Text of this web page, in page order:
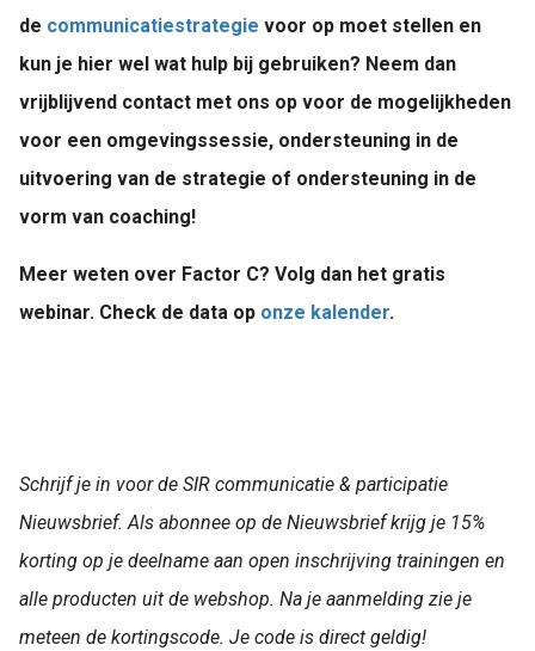
de communicatiestrategie voor op moet stellen en
kun je hier wel wat hulp bij gebruiken? Neem dan
vrijblijvend contact met ons op voor de mogelijkheden
voor een omgevingssessie, ondersteuning in de
uitvoering van de strategie of ondersteuning in de
vorm van coaching!
Meer weten over Factor C? Volg dan het gratis
webinar. Check de data op onze kalender.
Schrijf je in voor de SIR communicatie & participatie
Nieuwsbrief. Als abonnee op de Nieuwsbrief krijg je 15%
korting op je deelname aan open inschrijving trainingen en
alle producten uit de webshop. Na je aanmelding zie je
meteen de kortingscode. Je code is direct geldig!